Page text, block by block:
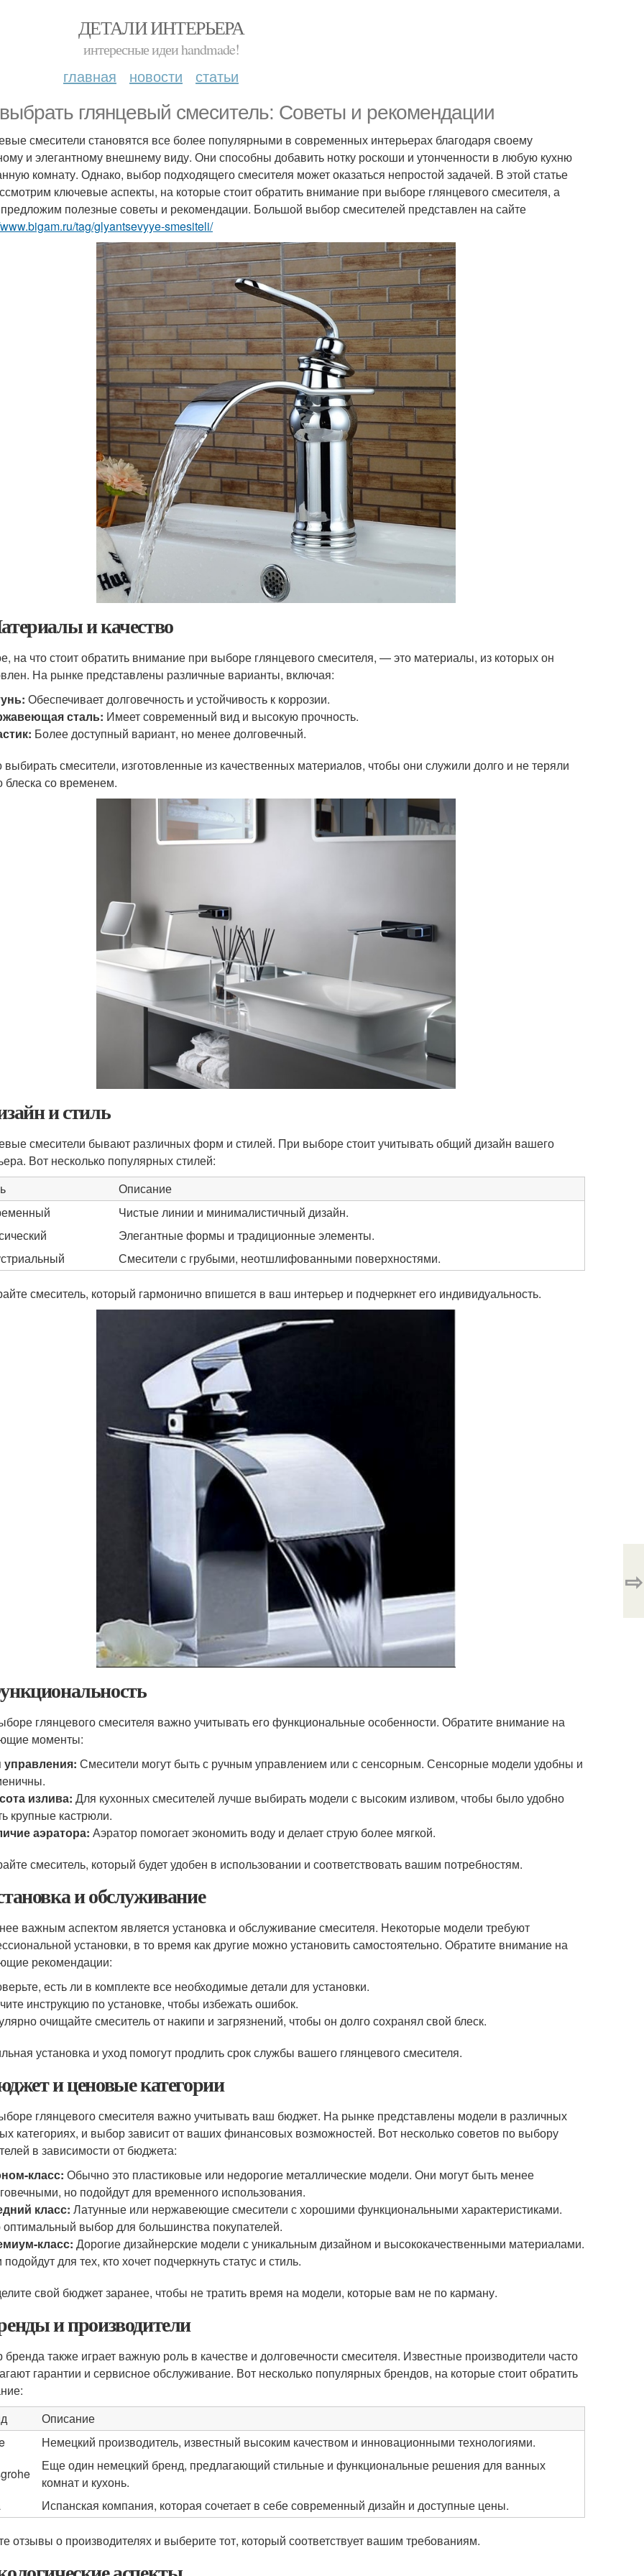
ДЕТАЛИ ИНТЕРЬЕРА
интересные идеи handmade!
главная новости статьи
глянцевый смеситель: Советы и рекомендации
смесители становятся все более популярными в современных интерьерах благодаря своему
и элегантному внешнему виду. Они способны добавить нотку роскоши и утонченности в любую кухню
комнату. Однако, выбор подходящего смесителя может оказаться непростой задачей. В этой статье
ключевые аспекты, на которые стоит обратить внимание при выборе глянцевого смесителя, а
полезные советы и рекомендации. Большой выбор смесителей представлен на сайте
tag/glyantsevyye-smesiteli/
и качество
на что стоит обратить внимание при выборе глянцевого смесителя, — это материалы, из которых он
На рынке представлены различные варианты, включая:
Обеспечивает долговечность и устойчивость к коррозии.
сталь: Имеет современный вид и высокую прочность.
Более доступный вариант, но менее долговечный.
смесители, изготовленные из качественных материалов, чтобы они служили долго и не теряли
блеска со временем.
и стиль
смесители бывают различных форм и стилей. При выборе стоит учитывать общий дизайн вашего
Вот несколько популярных стилей:
Описание
Чистые линии и минималистичный дизайн.
Элегантные формы и традиционные элементы.
Смесители с грубыми, неотшлифованными поверхностями.
смеситель, который гармонично впишется в ваш интерьер и подчеркнет его индивидуальность.
глянцевого смесителя важно учитывать его функциональные особенности. Обратите внимание на
моменты:
управления: Смесители могут быть с ручным управлением или с сенсорным. Сенсорные модели удобны и
излива: Для кухонных смесителей лучше выбирать модели с высоким изливом, чтобы было удобно
крупные кастрюли.
аэратора: Аэратор помогает экономить воду и делает струю более мягкой.
смеситель, который будет удобен в использовании и соответствовать вашим потребностям.
и обслуживание
важным аспектом является установка и обслуживание смесителя. Некоторые модели требуют
установки, в то время как другие можно установить самостоятельно. Обратите внимание на
рекомендации:
есть ли в комплекте все необходимые детали для установки.
инструкцию по установке, чтобы избежать ошибок.
очищайте смеситель от накипи и загрязнений, чтобы он долго сохранял свой блеск.
установка и уход помогут продлить срок службы вашего глянцевого смесителя.
и ценовые категории
глянцевого смесителя важно учитывать ваш бюджет. На рынке представлены модели в различных
категориях, и выбор зависит от ваших финансовых возможностей. Вот несколько советов по выбору
в зависимости от бюджета:
класс: Обычно это пластиковые или недорогие металлические модели. Они могут быть менее
но подойдут для временного использования.
класс: Латунные или нержавеющие смесители с хорошими функциональными характеристиками.
оптимальный выбор для большинства покупателей.
класс: Дорогие дизайнерские модели с уникальным дизайном и высококачественными материалами.
для тех, кто хочет подчеркнуть статус и стиль.
свой бюджет заранее, чтобы не тратить время на модели, которые вам не по карману.
и производители
также играет важную роль в качестве и долговечности смесителя. Известные производители часто
гарантии и сервисное обслуживание. Вот несколько популярных брендов, на которые стоит обратить
Описание
Немецкий производитель, известный высоким качеством и инновационными технологиями.
Еще один немецкий бренд, предлагающий стильные и функциональные решения для ванных
комнат и кухонь.
Испанская компания, которая сочетает в себе современный дизайн и доступные цены.
отзывы о производителях и выберите тот, который соответствует вашим требованиям.
⇨